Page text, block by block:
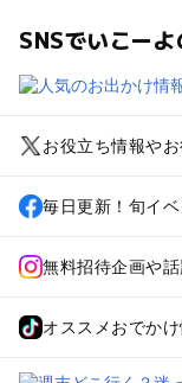
SNSでいこーよ
お役立ち情報や
毎日更新！旬イ
無料招待企画や
オススメおでか